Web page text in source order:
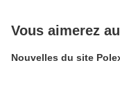
Vous aimerez
Nouvelles du site